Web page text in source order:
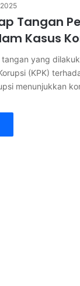
Tangan
Kasus
yang
(KPK)
menunjukkan